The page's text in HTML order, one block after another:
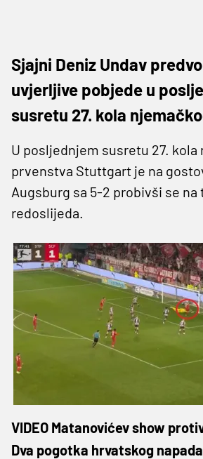
Sjajni Deniz Undav
uvjerljive pobjede u
susretu 27. kola
U posljednjem susretu 27. kola
prvenstva Stuttgart je na
Augsburg sa 5-2 probivši se
redoslijeda.
VIDEO Matanovićev show
Dva pogotka hrvatskog